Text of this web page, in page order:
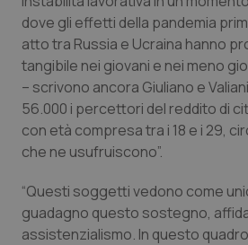
Umbria
Valle D’Aosta
Veneto
Oftalmologia
Oncodermatologia
Oncoematologia
Psoriasi & pelle
dove gli effetti della pandemia
atto tra Russia e Ucraina hanno
tangibile nei giovani e nei meno
– scrivono ancora Giuliano e
56.000 i percettori del reddito di
con età compresa tra i 18 e i 29,
che ne usufruiscono”.
“Questi soggetti vedono come
guadagno questo sostegno,
assistenzialismo. In questo